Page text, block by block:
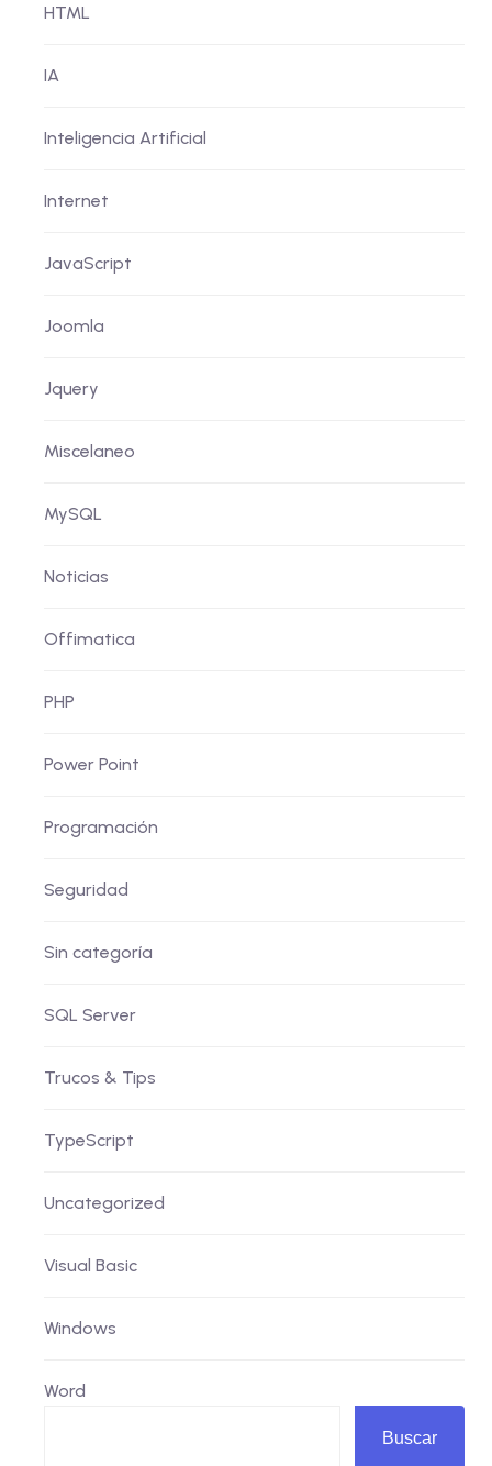
HTML
IA
Inteligencia Artificial
Internet
JavaScript
Joomla
Jquery
Miscelaneo
MySQL
Noticias
Offimatica
PHP
Power Point
Programación
Seguridad
Sin categoría
SQL Server
Trucos & Tips
TypeScript
Uncategorized
Visual Basic
Windows
Word
Buscar